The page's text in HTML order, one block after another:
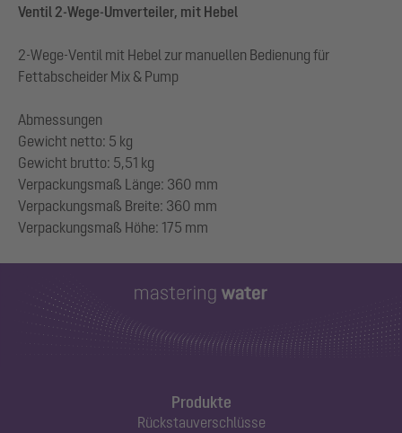
Ventil 2-Wege-Umverteiler, mit Hebel
2-Wege-Ventil mit Hebel zur manuellen Bedienung für
Fettabscheider Mix & Pump
Abmessungen
Gewicht netto: 5 kg
Gewicht brutto: 5,51 kg
Verpackungsmaß Länge: 360 mm
Verpackungsmaß Breite: 360 mm
Produkte
Rückstauverschlüsse